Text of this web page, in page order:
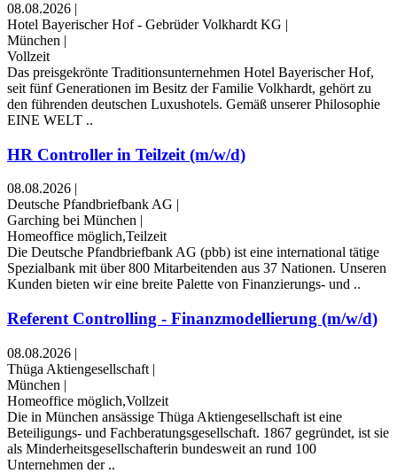
08.08.2026 |
Hotel Bayerischer Hof - Gebrüder Volkhardt KG |
München |
Vollzeit
Das preisgekrönte Traditionsunternehmen Hotel Bayerischer Hof,
seit fünf Generationen im Besitz der Familie Volkhardt, gehört zu
den führenden deutschen Luxushotels. Gemäß unserer Philosophie
EINE WELT ..
HR Controller in Teilzeit (m/w/d)
08.08.2026 |
Deutsche Pfandbriefbank AG |
Garching bei München |
Homeoffice möglich,Teilzeit
Die Deutsche Pfandbriefbank AG (pbb) ist eine international tätige
Spezialbank mit über 800 Mitarbeitenden aus 37 Nationen. Unseren
Kunden bieten wir eine breite Palette von Finanzierungs- und ..
Referent Controlling - Finanzmodellierung (m/w/d)
08.08.2026 |
Thüga Aktiengesellschaft |
München |
Homeoffice möglich,Vollzeit
Die in München ansässige Thüga Aktiengesellschaft ist eine
Beteiligungs- und Fachberatungsgesellschaft. 1867 gegründet, ist sie
als Minderheitsgesellschafterin bundesweit an rund 100
Unternehmen der ..